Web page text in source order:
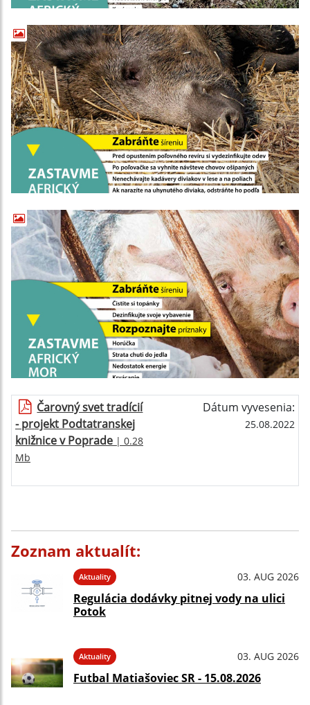
Čarovný svet tradícií
- projekt Podtatranskej
knižnice v Poprade | 0.28
Mb
Dátum vyvesenia:
25.08.2022
Zoznam aktualít:
Aktuality 03. AUG 2026
Regulácia dodávky pitnej vody na ulici
Potok
Aktuality 03. AUG 2026
Futbal Matiašoviec SR - 15.08.2026